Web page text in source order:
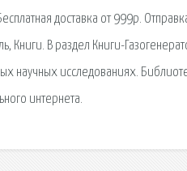
доставка от 999р.
Книги. В раздел Книги-
научных исследованиях.
интернета.